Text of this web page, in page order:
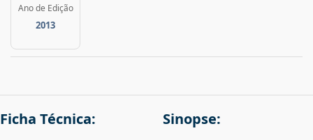
Ano de Edição
2013
Ficha Técnica: Sinopse: